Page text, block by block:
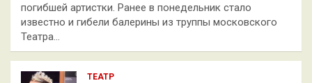
погибшей артистки. Ранее в понедельник стало
известно и гибели балерины из труппы московского
Театра…
ТЕАТР